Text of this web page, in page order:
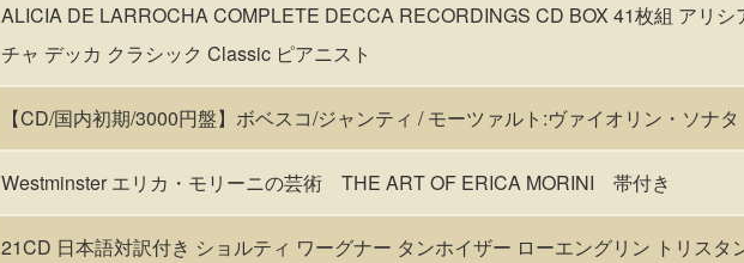
ALICIA DE LARROCHA COMPLETE DECCA RECORDINGS CD BOX 41枚組 アリシ
チャ デッカ クラシック Classic ピアニスト
【CD/国内初期/3000円盤】ボベスコ/ジャンティ / モーツァルト:ヴァイオリン・ソナタ
Westminster エリカ・モリーニの芸術 THE ART OF ERICA MORINI 帯付き
21CD 日本語対訳付き ショルティ ワーグナー タンホイザー ローエングリン トリスタ